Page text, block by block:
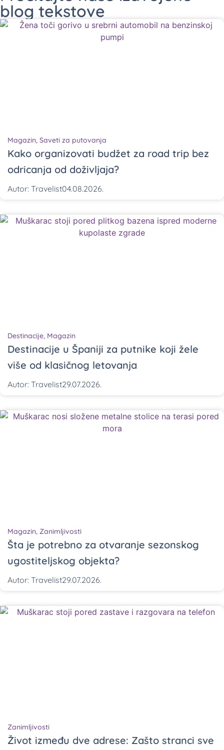
blog tekstove
Magazin, Saveti za putovanja
Kako organizovati budžet za road trip bez
odricanja od doživljaja?
Autor: Travelist04.08.2026.
Destinacije, Magazin
Destinacije u Španiji za putnike koji žele
više od klasičnog letovanja
Autor: Travelist29.07.2026.
Magazin, Zanimljivosti
Šta je potrebno za otvaranje sezonskog
ugostiteljskog objekta?
Autor: Travelist29.07.2026.
Zanimljivosti
Život između dve adrese: Zašto stranci sve